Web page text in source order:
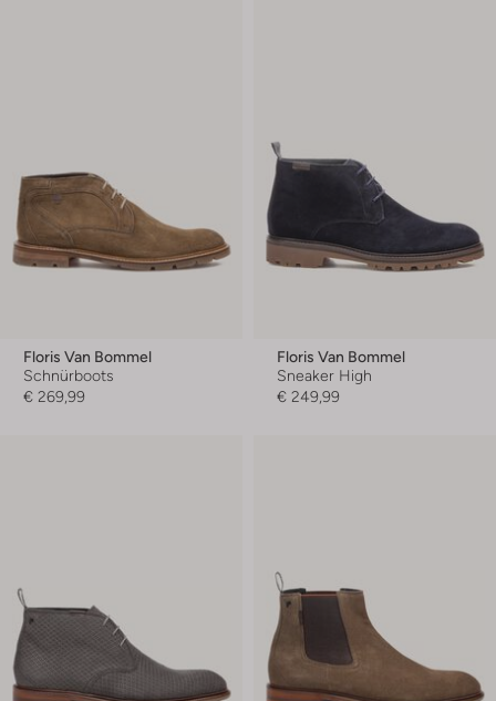
Floris Van Bommel
Schnürboots
€ 269,99
Floris Van Bommel
Sneaker High
€ 249,99